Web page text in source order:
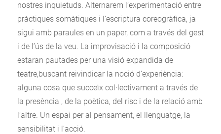
nostres inquietuds. Alternarem l’experimentació entre
pràctiques somàtiques i l’escriptura coreogràfica, ja
sigui amb paraules en un paper, com a través del gest
i de l’ús de la veu. La improvisació i la composició
estaran pautades per una visió expandida de
teatre,buscant reivindicar la noció d’experiència:
alguna cosa que succeïx col·lectivament a través de
la presència , de la poètica, del risc i de la relació amb
l’altre. Un espai per al pensament, el llenguatge, la
sensibilitat i l’acció.